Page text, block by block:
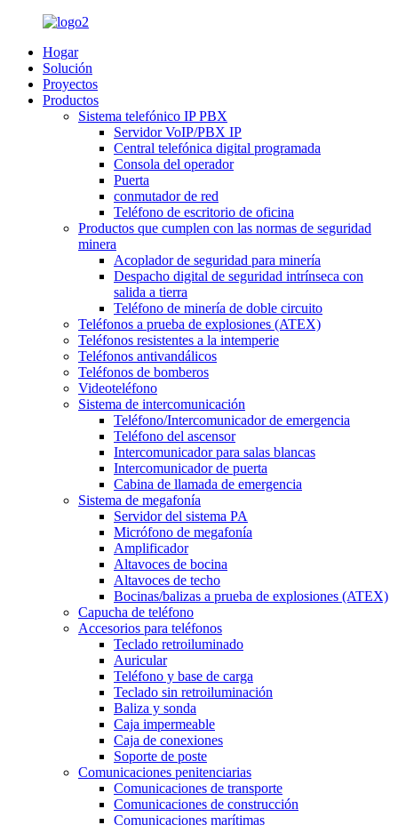
Hogar
Solución
Proyectos
Productos
Sistema telefónico IP PBX
Servidor VoIP/PBX IP
Central telefónica digital programada
Consola del operador
Puerta
conmutador de red
Teléfono de escritorio de oficina
Productos que cumplen con las normas de seguridad
minera
Acoplador de seguridad para minería
Despacho digital de seguridad intrínseca con
salida a tierra
Teléfono de minería de doble circuito
Teléfonos a prueba de explosiones (ATEX)
Teléfonos resistentes a la intemperie
Teléfonos antivandálicos
Teléfonos de bomberos
Videoteléfono
Sistema de intercomunicación
Teléfono/Intercomunicador de emergencia
Teléfono del ascensor
Intercomunicador para salas blancas
Intercomunicador de puerta
Cabina de llamada de emergencia
Sistema de megafonía
Servidor del sistema PA
Micrófono de megafonía
Amplificador
Altavoces de bocina
Altavoces de techo
Bocinas/balizas a prueba de explosiones (ATEX)
Capucha de teléfono
Accesorios para teléfonos
Teclado retroiluminado
Auricular
Teléfono y base de carga
Teclado sin retroiluminación
Baliza y sonda
Caja impermeable
Caja de conexiones
Soporte de poste
Comunicaciones penitenciarias
Comunicaciones de transporte
Comunicaciones de construcción
Comunicaciones marítimas